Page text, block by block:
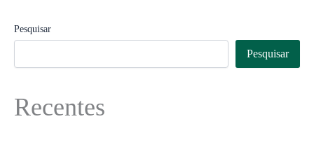
Pesquisar
Pesquisar
Recentes